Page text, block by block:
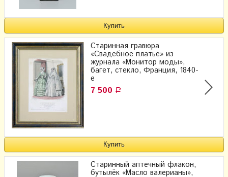
Старинная гравюра
«Свадебное платье» из
журнала «Монитор моды»,
багет, стекло, Франция, 1840-
е
7 500 Р
Старинный аптечный флакон,
бутылёк «Масло валерианы»,